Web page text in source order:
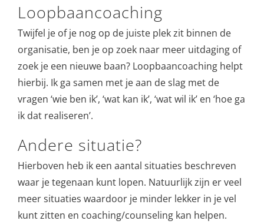
Loopbaancoaching
Twijfel je of je nog op de juiste plek zit binnen de
organisatie, ben je op zoek naar meer uitdaging of
zoek je een nieuwe baan? Loopbaancoaching helpt
hierbij. Ik ga samen met je aan de slag met de
vragen ‘wie ben ik’, ‘wat kan ik’, ‘wat wil ik’ en ‘hoe ga
ik dat realiseren’.
Andere situatie?
Hierboven heb ik een aantal situaties beschreven
waar je tegenaan kunt lopen. Natuurlijk zijn er veel
meer situaties waardoor je minder lekker in je vel
kunt zitten en coaching/counseling kan helpen.